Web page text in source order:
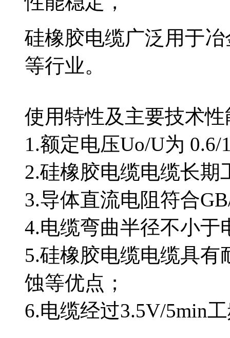
硅橡胶电缆广泛用于冶金
等行业。
使用特性及主要技术
1.额定电压Uo/U为 0.6/
2.硅橡胶电缆电缆长
3.导体直流电阻符合GB/
4.电缆弯曲半径不小于
5.硅橡胶电缆电缆具有耐高
蚀等优点；
6.电缆经过3.5V/5min工